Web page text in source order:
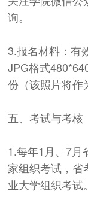
询。
3.报名材料：有
JPG格式
份（该照片将作
五、考试与考核
1.每年1月、7月
家组织考试，省
业大学组织考试